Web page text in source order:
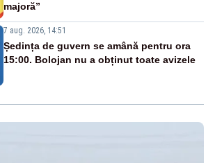
majoră”
7 aug. 2026, 14:51
Ședința de guvern se amână pentru ora
15:00. Bolojan nu a obținut toate avizele